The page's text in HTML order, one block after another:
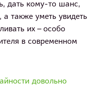
дать кому-то шанс,
а также уметь увидеть
их – особо
в современном
довольно